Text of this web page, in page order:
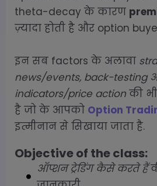
theta-decay के कारण
ज़्यादा होती है और option
इन सब factors के अलावा
news/events, back-testing
indicators/price action की
है जो के आपको Option
इत्मीनान से सिखाया जाता है.
Objective of the class:
ऑप्शन ट्रेडिंग कैसे करते हैं